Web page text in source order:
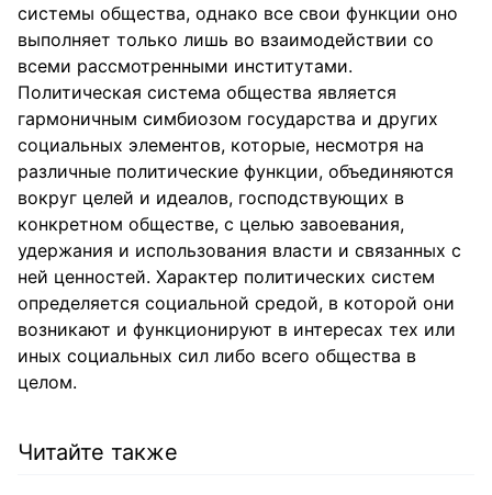
системы общества, однако все свои функции оно
выполняет только лишь во взаимодействии со
всеми рассмотренными институтами.
Политическая система общества является
гармоничным симбиозом государства и других
социальных элементов, которые, несмотря на
различные политические функции, объединяются
вокруг целей и идеалов, господствующих в
конкретном обществе, с целью завоевания,
удержания и использования власти и связанных с
ней ценностей. Характер политических систем
определяется социальной средой, в которой они
возникают и функционируют в интересах тех или
иных социальных сил либо всего общества в
целом.
Читайте также